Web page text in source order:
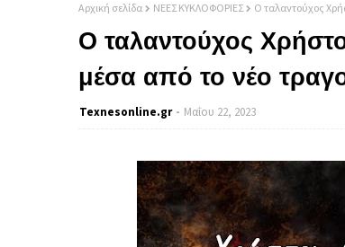
Αρχική σελίδα ΝΕΕΣ ΚΥΚΛΟΦΟΡΙΕΣ Ο ταλαντούχος
Ο ταλαντούχος
μέσα από το νέο
Texnesοnline.gr Μαΐου 22, 2023